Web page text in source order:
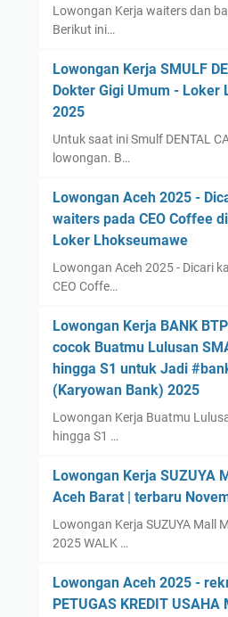
Lowongan Kerja waiters dan
Berikut ini…
Lowongan Kerja SMULF
Dokter Gigi Umum - Loker
2025
Untuk saat ini Smulf DENTAL
lowongan. B…
Lowongan Aceh 2025 -
waiters pada CEO Coffee
Loker Lhokseumawe
Lowongan Aceh 2025 - Dicari
CEO Coffe…
Lowongan Kerja BANK
cocok Buatmu Lulusan
hingga S1 untuk Jadi
(Karyowan Bank) 2025
Lowongan Kerja Buatmu
hingga S1 …
Lowongan Kerja SUZUYA
Aceh Barat | terbaru
Lowongan Kerja SUZUYA Mall
2025 WALK …
Lowongan Aceh 2025 -
PETUGAS KREDIT USAHA